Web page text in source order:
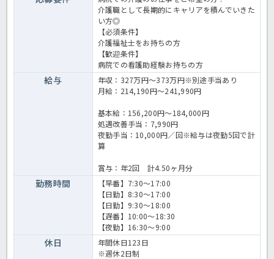
介護職として長期的にキャリアを積んでいきた
い方◎
【必須条件】
介護福祉士をお持ちの方
【歓迎条件】
病院での看護助経験お持ちの方
給与
年収：327万円～373万円※別途手当あり
月給：214,190円～241,990円
基本給：156,200円～184,000円
処遇改善手当：7,990円
夜勤手当：10,000円／回※給与は夜勤5回で計
算
賞与：年2回 計4.50ヶ月分
勤務時間
【早番】7:30～17:00
【日勤】8:30～17:00
【日勤】9:30～18:00
【遅番】10:00～18:30
【夜勤】16:30～9:00
休日
年間休日123日
※週休2日制